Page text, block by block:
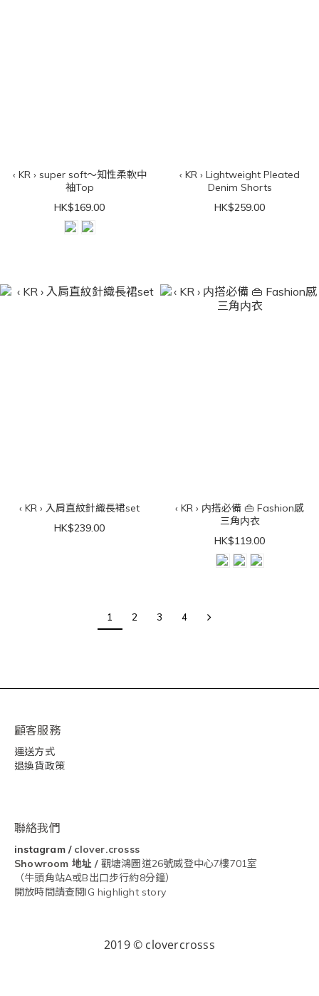
‹ KR › super soft～知性柔軟中
袖Top
HK$169.00
‹ KR › Lightweight Pleated
Denim Shorts
HK$259.00
‹ KR › 入肩直紋針織長裙set
HK$239.00
‹ KR › 内搭必備 👜 Fashion感
三角内衣
HK$119.00
1 2 3 4
顧客服務
運送方式
退換貨政策
聯絡我們
instagram/ clover.crosss
Showroom 地址 / 觀塘鴻圖道26號威登中心7樓701室
（牛頭角站A或B出口步行約8分鐘）
開放時間請查閱IG highlight story
2019 © clovercrosss